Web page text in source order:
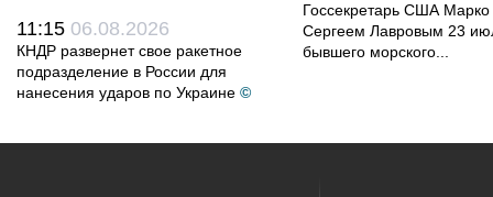
11:15 06.08.2026
КНДР развернет свое ракетное
подразделение в России для
нанесения ударов по Украине ©
Госсекретарь США
Сергеем Лавровым 23
бывшего морского...